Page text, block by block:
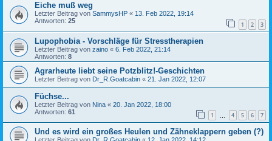
Eiche muß weg
Letzter Beitrag von SammysHP « 13. Feb 2022, 19:14
Antworten: 25 1 2 3
Lupophobia - Vorschläge für Stresstherapien
Letzter Beitrag von zaino « 6. Feb 2022, 21:14
Antworten: 8
Agrarheute liebt seine Potzblitz!-Geschichten
Letzter Beitrag von Dr_R.Goatcabin « 21. Jan 2022, 12:07
Füchse...
Letzter Beitrag von Nina « 20. Jan 2022, 18:00
Antworten: 61 1 4 5 6 7
Und es wird ein großes Heulen und Zähneklappern geben (?)